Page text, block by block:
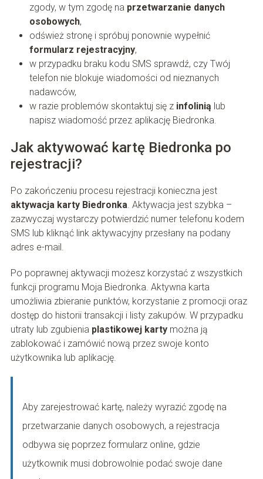
zgody, w tym zgodę na przetwarzanie danych
osobowych,
odśwież stronę i spróbuj ponownie wypełnić
formularz rejestracyjny,
w przypadku braku kodu SMS sprawdź, czy Twój
telefon nie blokuje wiadomości od nieznanych
nadawców,
w razie problemów skontaktuj się z infolinią lub
napisz wiadomość przez aplikację Biedronka.
Jak aktywować kartę Biedronka po
rejestracji?
Po zakończeniu procesu rejestracji konieczna jest
aktywacja karty Biedronka. Aktywacja jest szybka –
zazwyczaj wystarczy potwierdzić numer telefonu kodem
SMS lub kliknąć link aktywacyjny przesłany na podany
adres e-mail.
Po poprawnej aktywacji możesz korzystać z wszystkich
funkcji programu Moja Biedronka. Aktywna karta
umożliwia zbieranie punktów, korzystanie z promocji oraz
dostęp do historii transakcji i listy zakupów. W przypadku
utraty lub zgubienia plastikowej kartymożna ją
zablokować i zamówić nową przez swoje konto
użytkownika lub aplikację.
Aby zarejestrować kartę, należy wyrazić zgodę na
przetwarzanie danych osobowych, a rejestracja
odbywa się poprzez formularz online, gdzie
użytkownik musi dobrowolnie podać swoje dane